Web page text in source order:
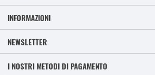
INFORMAZIONI
NEWSLETTER
I NOSTRI METODI DI PAGAMENTO